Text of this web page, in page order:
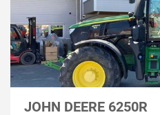
JOHN DEERE 6250R